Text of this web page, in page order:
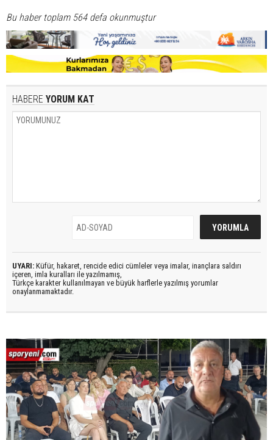
Bu haber toplam 564 defa okunmuştur
HABERE YORUM KAT
UYARI: Küfür, hakaret, rencide edici cümleler veya imalar, inançlara saldırı
içeren, imla kuralları ile yazılmamış,
Türkçe karakter kullanılmayan ve büyük harflerle yazılmış yorumlar
onaylanmamaktadır.